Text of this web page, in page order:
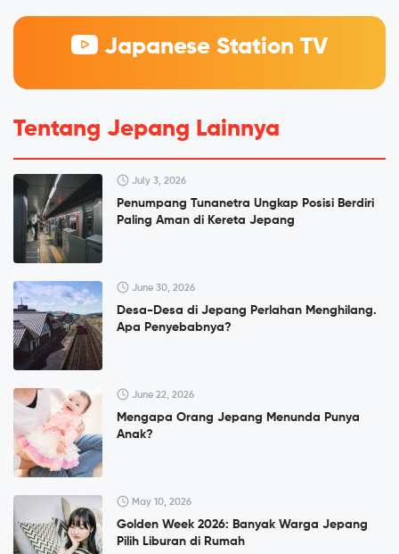
Japanese Station TV
Tentang Jepang Lainnya
July 3, 2026
Penumpang Tunanetra Ungkap Posisi Berdiri
Paling Aman di Kereta Jepang
June 30, 2026
Desa-Desa di Jepang Perlahan Menghilang.
Apa Penyebabnya?
June 22, 2026
Mengapa Orang Jepang Menunda Punya
Anak?
May 10, 2026
Golden Week 2026: Banyak Warga Jepang
Pilih Liburan di Rumah